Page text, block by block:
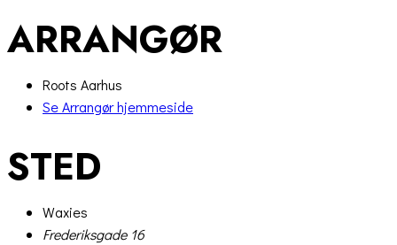
ARRANGØR
Roots Aarhus
Se Arrangør hjemmeside
STED
Waxies
Frederiksgade 16